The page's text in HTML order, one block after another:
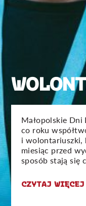
Małopolskie
co roku
i wolontariuszki,
miesiąc przed
sposób stają się
CZYTAJ WIĘCEJ